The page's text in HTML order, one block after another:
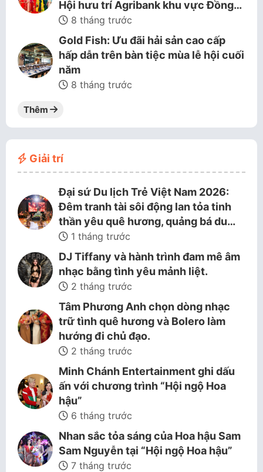
Hội hưu trí Agribank khu vực Đồng…
8 tháng trước
Gold Fish: Ưu đãi hải sản cao cấp
hấp dẫn trên bàn tiệc mùa lễ hội cuối
năm
8 tháng trước
Thêm
Giải trí
Đại sứ Du lịch Trẻ Việt Nam 2026:
Đêm tranh tài sôi động lan tỏa tinh
thần yêu quê hương, quảng bá du…
1 tháng trước
DJ Tiffany và hành trình đam mê âm
nhạc bằng tình yêu mảnh liệt.
2 tháng trước
Tâm Phương Anh chọn dòng nhạc
trữ tình quê hương và Bolero làm
hướng đi chủ đạo.
2 tháng trước
Minh Chánh Entertainment ghi dấu
ấn với chương trình “Hội ngộ Hoa
hậu”
6 tháng trước
Nhan sắc tỏa sáng của Hoa hậu Sam
Sam Nguyễn tại “Hội ngộ Hoa hậu”
7 tháng trước